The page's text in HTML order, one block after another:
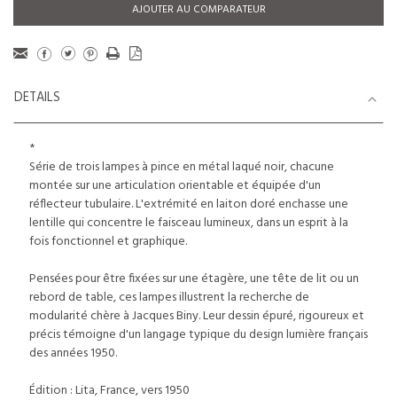
AJOUTER AU COMPARATEUR
DETAILS
*
Série de trois lampes à pince en métal laqué noir, chacune
montée sur une articulation orientable et équipée d'un
réflecteur tubulaire. L'extrémité en laiton doré enchasse une
lentille qui concentre le faisceau lumineux, dans un esprit à la
fois fonctionnel et graphique.
Pensées pour être fixées sur une étagère, une tête de lit ou un
rebord de table, ces lampes illustrent la recherche de
modularité chère à Jacques Biny. Leur dessin épuré, rigoureux et
précis témoigne d'un langage typique du design lumière français
des années 1950.
Édition : Lita, France, vers 1950